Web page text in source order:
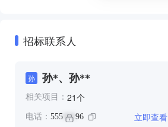
招标联系人
孙 孙*、孙**
相关项目： 21个
电话： 555 *** 96 立即查看